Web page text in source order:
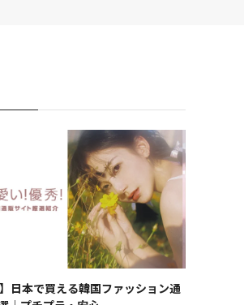
】日本で買える韓国ファッション通